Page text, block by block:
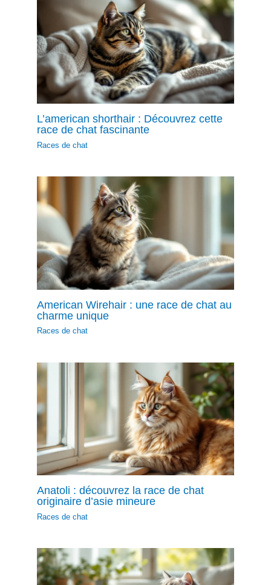
L’american shorthair : Découvrez cette
race de chat fascinante
Races de chat
American Wirehair : une race de chat au
charme unique
Races de chat
Anatoli : découvrez la race de chat
originaire d’asie mineure
Races de chat